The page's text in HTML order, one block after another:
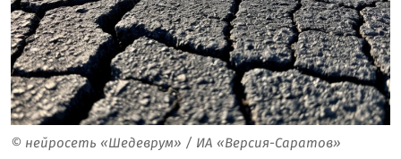
© нейросеть «Шедеврум» / ИА «Версия-Саратов»